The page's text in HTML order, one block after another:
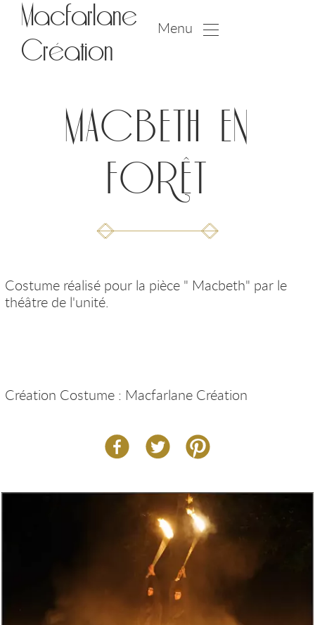
Macfarlane
Création
Menu
MACBETH EN
FORÊT
Costume réalisé pour la pièce " Macbeth" par le
théâtre de l'unité.
Création Costume : Macfarlane Création